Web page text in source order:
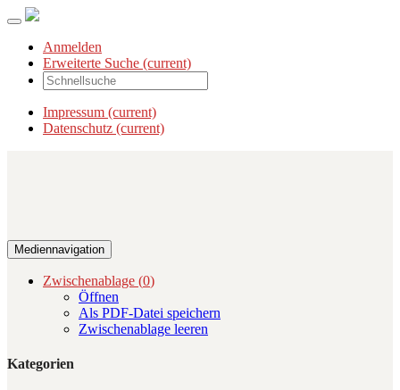
Anmelden
Erweiterte Suche (current)
Impressum (current)
Datenschutz (current)
Mediennavigation
Zwischenablage (0)
Öffnen
Als PDF-Datei speichern
Zwischenablage leeren
Kategorien